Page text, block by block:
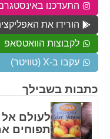
כתבות בשבילך
לעולם
תפוחים
התעדכנו
הורידו את
לקבוצות הוואטסאפ
עקבו ב-X (טוויטר)